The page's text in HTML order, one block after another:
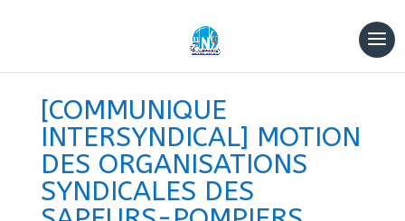
[COMMUNIQUE
INTERSYNDICAL] MOTION
DES ORGANISATIONS
SYNDICALES DES